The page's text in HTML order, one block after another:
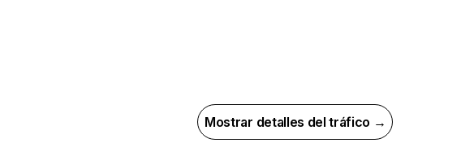
Mostrar detalles del tráfico →